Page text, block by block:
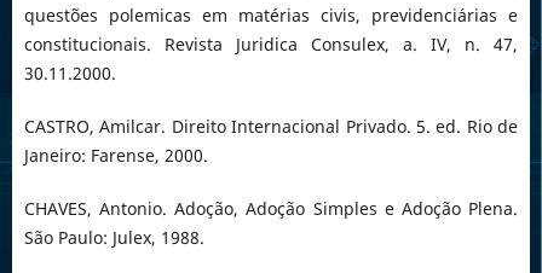
questões polemicas em matérias civis, previdenciárias e
constitucionais. Revista Juridica Consulex, a. IV, n. 47,
30.11.2000.
CASTRO, Amilcar. Direito Internacional Privado. 5. ed. Rio de
Janeiro: Farense, 2000.
CHAVES, Antonio. Adoção, Adoção Simples e Adoção Plena.
São Paulo: Julex, 1988.